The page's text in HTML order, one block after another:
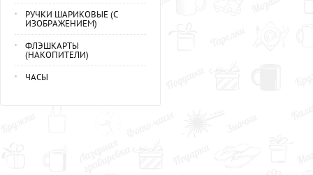
РУЧКИ ШАРИКОВЫЕ (С
ИЗОБРАЖЕНИЕМ)
ФЛЭШКАРТЫ
(НАКОПИТЕЛИ)
ЧАСЫ